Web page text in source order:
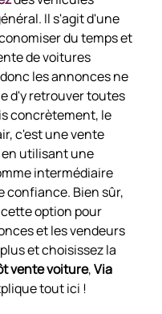
Il s'agit d'une
du temps et
de voitures
les annonces ne
d'y retrouver toutes
concrètement, le
c'est une vente
en utilisant une
intermédiaire
confiance. Bien sûr,
option pour
et les vendeurs
et choisissez la
vente voiture,Via
tout ici !